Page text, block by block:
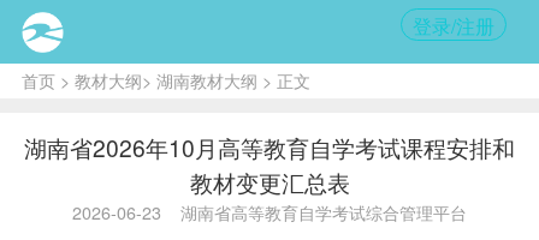
登录/注册
首页> 教材大纲> 湖南教材大纲 > 正文
湖南省2026年10月高等教育自学考试课程安排和
教材变更汇总表
2026-06-23 湖南省高等教育自学考试综合管理平台